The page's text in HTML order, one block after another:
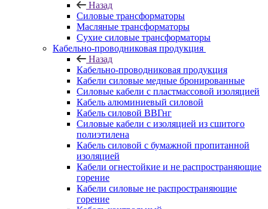
Назад
Силовые трансформаторы
Масляные трансформаторы
Сухие силовые трансформаторы
Кабельно-проводниковая продукция
Назад
Кабельно-проводниковая продукция
Кабели силовые медные бронированные
Силовые кабели с пластмассовой изоляцией
Кабель алюминиевый силовой
Кабель силовой ВВГнг
Силовые кабели с изоляцией из сшитого
полиэтилена
Кабель силовой с бумажной пропитанной
изоляцией
Кабели огнестойкие и не распространяющие
горение
Кабели силовые не распространяющие
горение